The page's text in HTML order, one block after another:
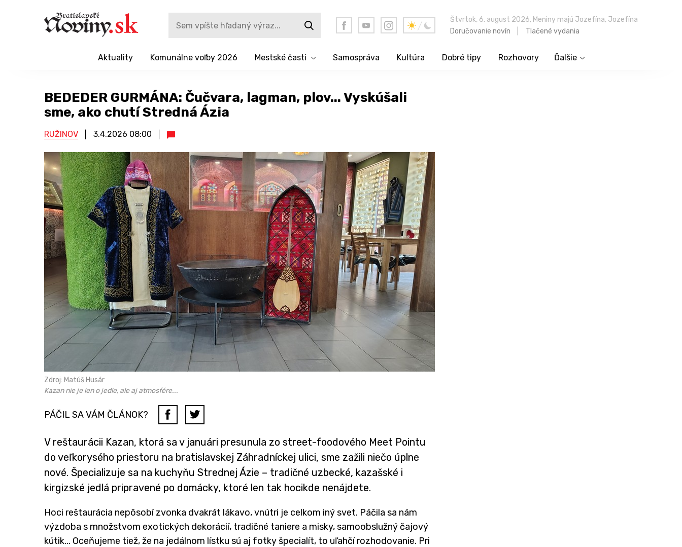
Štvrtok, 6. august 2026, Meniny majú Jozefína, Jozefína
Doručovanie novín
Tlačené vydania
Aktuality Komunálne voľby 2026 Mestské časti Samospráva Kultúra Dobré tipy Rozhovory Ďalšie
BEDEDER GURMÁNA: Čučvara, lagman, plov... Vyskúšali
sme, ako chutí Stredná Ázia
RUŽINOV 3.4.2026 08:00
Zdroj: Matúš Husár
Kazan nie je len o jedle, ale aj atmosfére...
PÁČIL SA VÁM ČLÁNOK?
V reštaurácii Kazan, ktorá sa v januári presunula zo street-foodového Meet Pointu
do veľkorysého priestoru na bratislavskej Záhradníckej ulici, sme zažili niečo úplne
nové. Špecializuje sa na kuchyňu Strednej Ázie – tradičné uzbecké, kazašské i
kirgizské jedlá pripravené po domácky, ktoré len tak hocikde nenájdete.
Hoci reštaurácia nepôsobí zvonka dvakrát lákavo, vnútri je celkom iný svet. Páčila sa nám
výzdoba s množstvom exotických dekorácií, tradičné taniere a misky, samoobslužný čajový
kútik... Oceňujeme tiež, že na jedálnom lístku sú aj fotky špecialít, to uľahčí rozhodovanie. Pri